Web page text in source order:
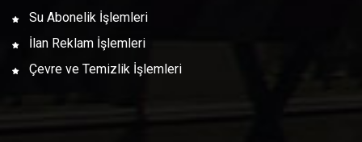
Su Abonelik İşlemleri
İlan Reklam İşlemleri
Çevre ve Temizlik İşlemleri